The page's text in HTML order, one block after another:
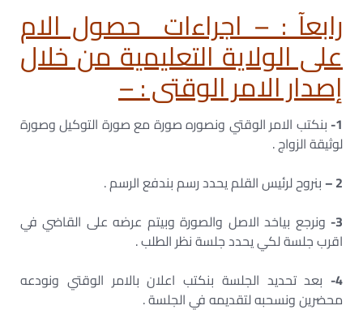
رابعآ : – اجراءات حصول الام
على الولاية التعليمية من خلال
إصدار الامر الوقتى : –
1- بنكتب الامر الوقتي ونصوره صورة مع صورة التوكيل وصورة
لوثيقة الزواج .
2 –
بنروح لرئيس القلم يحدد رسم بندفع الرسم .
3- ونرجع بياخد الاصل والصورة وبيتم عرضه على القاضي في
اقرب جلسة لكي يحدد جلسة نظر الطلب .
4- بعد تحديد الجلسة بنكتب اعلان بالامر الوقتي ونودعه
محضرين ونسحبه لتقديمه في الجلسة .